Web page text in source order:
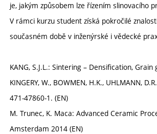
je, jakým způsobem lze řízením
V rámci kurzu student získá pokročilé
současném době v inženýrské i vědecké
KANG, S.J.L.: Sintering – Densification,
KINGERY, W., BOWMEN, H.K., UHLMANN,
471-47860-1. (EN)
M. Trunec, K. Maca: Advanced Ceramic
Amsterdam 2014 (EN)